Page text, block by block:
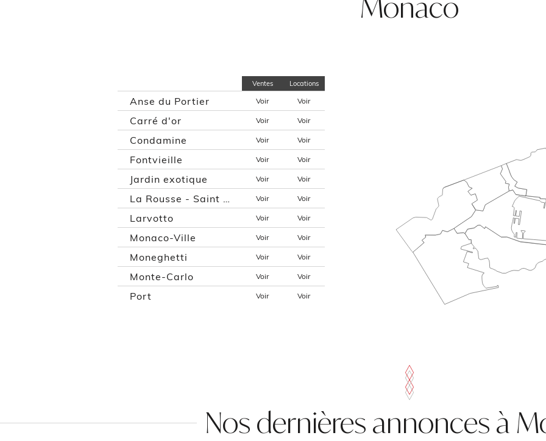
Monaco
Ventes Locations
Anse du Portier Voir Voir
Carré d'or Voir Voir
Condamine Voir Voir
Fontvieille Voir Voir
Jardin exotique Voir Voir
Voir Voir
Larvotto Voir Voir
Monaco-Ville Voir Voir
Moneghetti Voir Voir
Monte-Carlo Voir Voir
Port Voir Voir
Nos dernières annonces à